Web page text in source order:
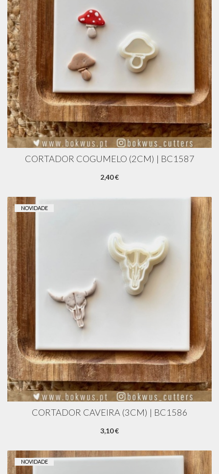
CORTADOR COGUMELO (2CM) | BC1587
2,40 €
NOVIDADE
CORTADOR CAVEIRA (3CM) | BC1586
3,10 €
NOVIDADE